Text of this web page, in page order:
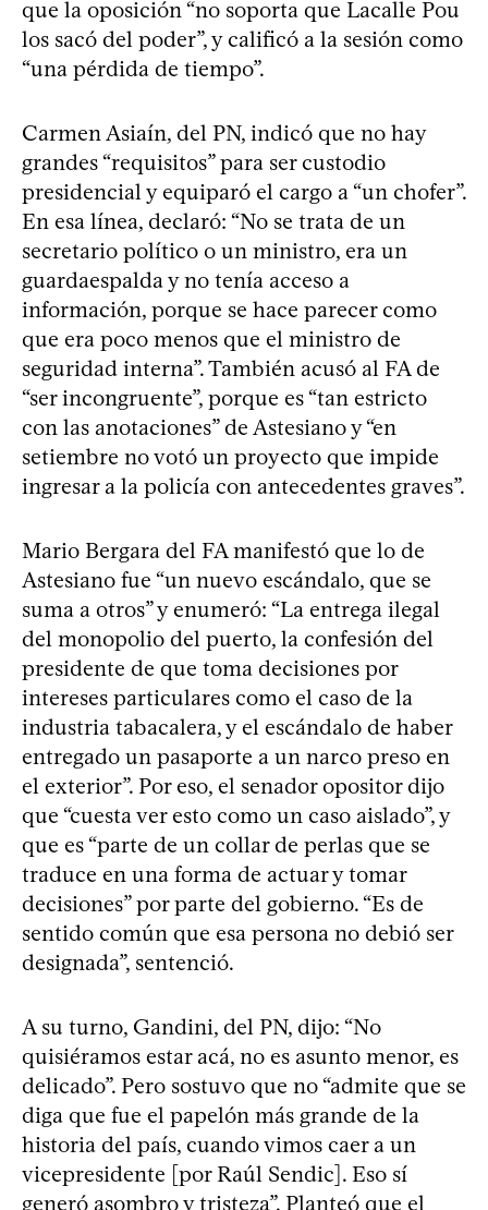
que la oposición “no soporta que Lacalle Pou
los sacó del poder”, y calificó a la sesión como
“una pérdida de tiempo”.
Carmen Asiaín, del PN, indicó que no hay
grandes “requisitos” para ser custodio
presidencial y equiparó el cargo a “un chofer”.
En esa línea, declaró: “No se trata de un
secretario político o un ministro, era un
guardaespalda y no tenía acceso a
información, porque se hace parecer como
que era poco menos que el ministro de
seguridad interna”. También acusó al FA de
“ser incongruente”, porque es “tan estricto
con las anotaciones” de Astesiano y “en
setiembre no votó un proyecto que impide
ingresar a la policía con antecedentes graves”.
Mario Bergara del FA manifestó que lo de
Astesiano fue “un nuevo escándalo, que se
suma a otros” y enumeró: “La entrega ilegal
del monopolio del puerto, la confesión del
presidente de que toma decisiones por
intereses particulares como el caso de la
industria tabacalera, y el escándalo de haber
entregado un pasaporte a un narco preso en
el exterior”. Por eso, el senador opositor dijo
que “cuesta ver esto como un caso aislado”, y
que es “parte de un collar de perlas que se
traduce en una forma de actuar y tomar
decisiones” por parte del gobierno. “Es de
sentido común que esa persona no debió ser
designada”, sentenció.
A su turno, Gandini, del PN, dijo: “No
quisiéramos estar acá, no es asunto menor, es
delicado”. Pero sostuvo que no “admite que se
diga que fue el papelón más grande de la
historia del país, cuando vimos caer a un
vicepresidente [por Raúl Sendic]. Eso sí
generó asombro y tristeza”. Planteó que el